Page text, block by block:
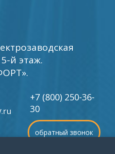
й этаж.
.ru
обратный звонок
+7 (800) 250-36-
30